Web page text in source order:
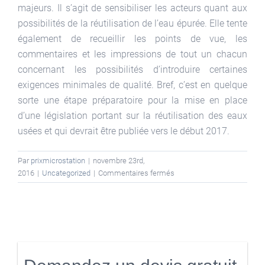
majeurs. Il s’agit de sensibiliser les acteurs quant aux
possibilités de la réutilisation de l’eau épurée. Elle tente
également de recueillir les points de vue, les
commentaires et les impressions de tout un chacun
concernant les possibilités d’introduire certaines
exigences minimales de qualité. Bref, c’est en quelque
sorte une étape préparatoire pour la mise en place
d’une législation portant sur la réutilisation des eaux
usées et qui devrait être publiée vers le début 2017.
Par prixmicrostation | novembre 23rd,
2016 | Uncategorized | Commentaires fermés
La